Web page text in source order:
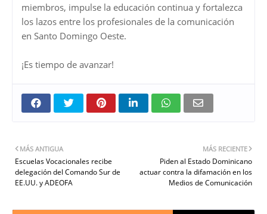
miembros, impulse la educación continua y fortalezca
los lazos entre los profesionales de la comunicación
en Santo Domingo Oeste.
¡Es tiempo de avanzar!
MÁS RECIENTE
Piden al Estado Dominicano
actuar contra la difamación en los
Medios de Comunicación
MÁS ANTIGUA
Escuelas Vocacionales recibe
delegación del Comando Sur de
EE.UU. y ADEOFA